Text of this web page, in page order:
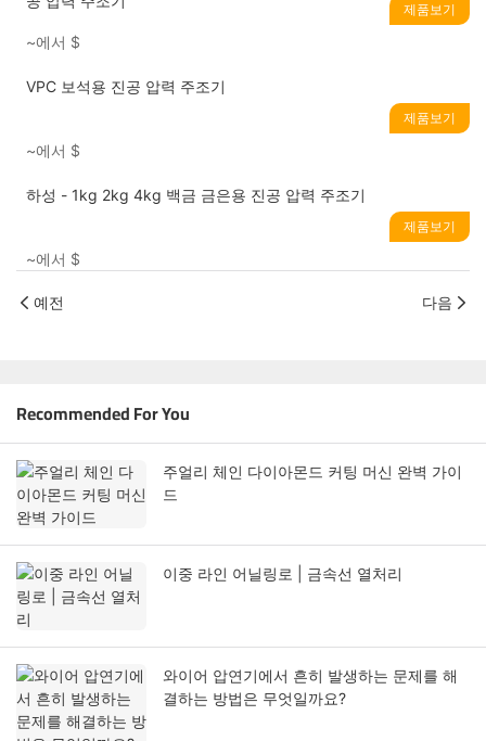
~에서 $
제품보기
VPC 보석용 진공 압력 주조기
~에서 $
제품보기
하성 - 1kg 2kg 4kg 백금 금은용 진공 압력 주조기
~에서 $
제품보기
예전 다음
Recommended For You
주얼리 체인 다이아몬드 커팅 머신 완벽 가이
드
이중 라인 어닐링로 | 금속선 열처리
와이어 압연기에서 흔히 발생하는 문제를 해
결하는 방법은 무엇일까요?